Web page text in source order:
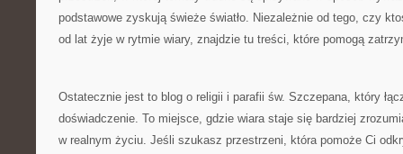
podstawowe zyskują świeże światło. Niezależnie od tego, czy
od lat żyje w rytmie wiary, znajdzie tu treści, które pomogą
Ostatecznie jest to blog o religii i parafii św. Szczepana, który
doświadczenie. To miejsce, gdzie wiara staje się bardziej
w realnym życiu. Jeśli szukasz przestrzeni, która pomoże Ci